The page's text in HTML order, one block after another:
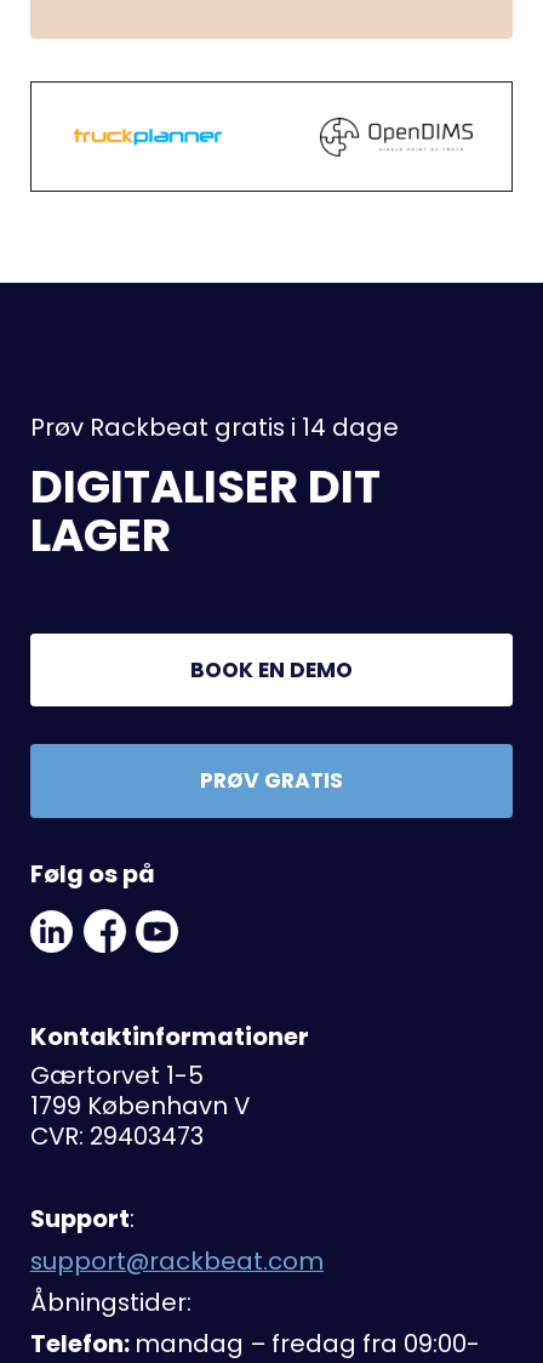
Prøv Rackbeat gratis i 14 dage
DIGITALISER DIT
LAGER
BOOK EN DEMO
PRØV GRATIS
Følg os på
Linkedin
Social
Link
Facebook
Social
Link
Youtube
Link
Kontaktinformationer
Gærtorvet 1-5
1799 København V
CVR: 29403473
Support:
support@rackbeat.com
Åbningstider:
Telefon: mandag – fredag fra 09:00-